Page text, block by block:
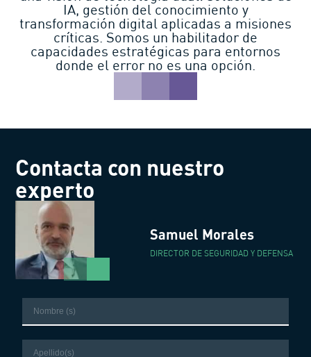
IA, gestión del conocimiento y
transformación digital aplicadas a misiones
críticas. Somos un habilitador de
capacidades estratégicas para entornos
donde el error no es una opción.
Contacta con nuestro
experto
Samuel Morales
DIRECTOR DE SEGURIDAD Y DEFENSA